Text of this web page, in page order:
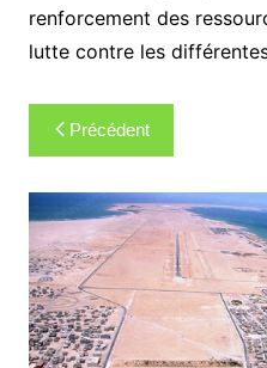
renforcement des
lutte contre les
Navigation
de
l’article
Précédent